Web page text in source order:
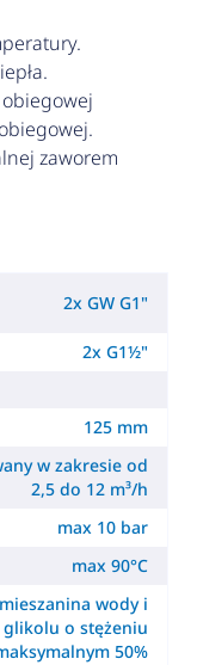
zaworem
2x GW G1"
2x G1½"
125 mm
w zakresie od
2,5 do 12 m³/h
max 10 bar
max 90°C
wody i
glikolu o stężeniu
50%